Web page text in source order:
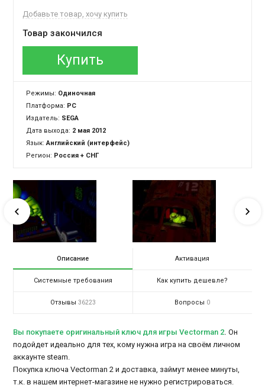
Добавьте товар, хочу купить
Товар закончился
Купить
Режимы: Одиночная
Платформа: PC
Издатель: SEGA
Дата выхода: 2 мая 2012
Язык:Английский (интерфейс)
Регион: Россия + СНГ
Описание Активация
Системные требования Как купить дешевле?
Отзывы 36223 Вопросы 0
Вы покупаете оригинальный ключ для игры Vectorman 2. Он
подойдет идеально для тех, кому нужна игра на своём личном
аккаунте steam.
Покупка ключа Vectorman 2 и доставка, займут менее минуты,
т.к. в нашем интернет-магазине не нужно регистрироваться.